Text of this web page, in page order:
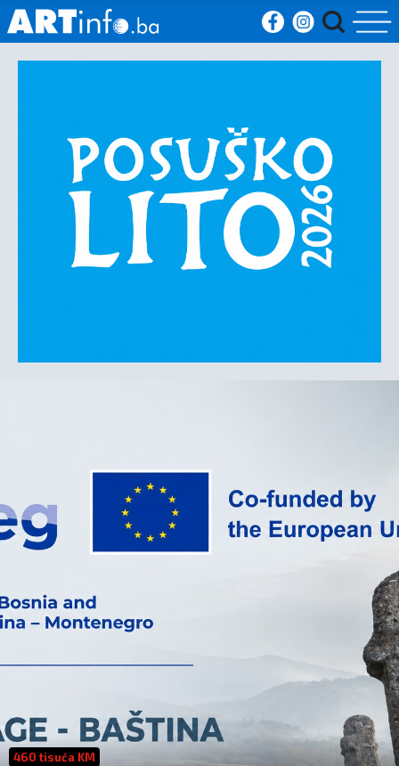
Sport
Kultura
Crna
460 tisuća KM